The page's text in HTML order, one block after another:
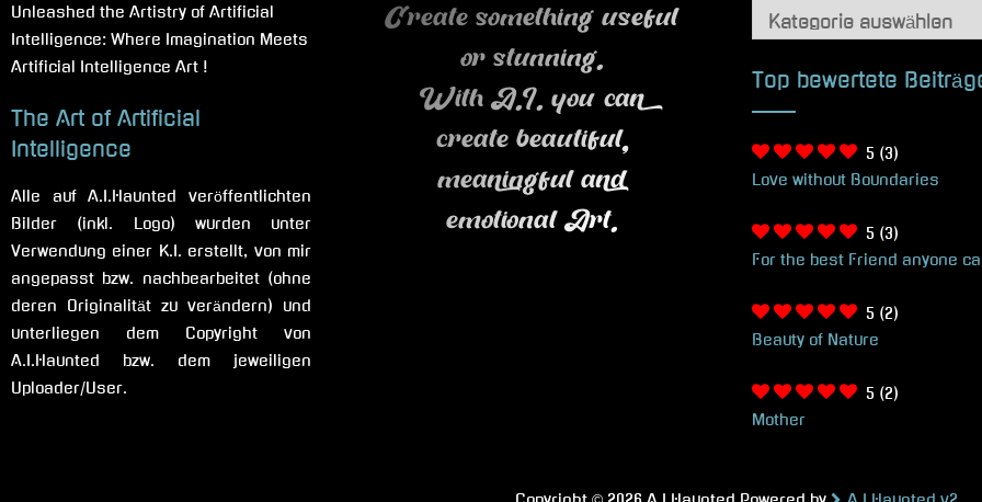
Unleashed the Artistry of Artificial
Intelligence: Where Imagination Meets
Artificial Intelligence Art !
The Art of Artificial
Intelligence
Alle auf A.I.Haunted veröffentlichten
Bilder (inkl. Logo) wurden unter
Verwendung einer K.I. erstellt, von mir
angepasst bzw. nachbearbeitet (ohne
deren Originalität zu verändern) und
unterliegen dem Copyright von
A.I.Haunted bzw. dem jeweiligen
Uploader/User.
Create something useful
or stunning.
With A.I. you can
create beautiful,
meaningful and
emotional Art.
Kategorien
Top bewertete
5 (3)
Love without Boundaries
5 (3)
For the best Friend anyone
5 (2)
Beauty of Nature
5 (2)
Mother